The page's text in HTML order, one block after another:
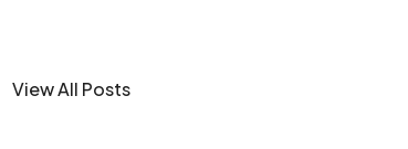
View All Posts